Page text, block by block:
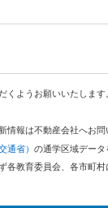
くようお願いいたします
情報は不動産会社へお
通省） の通学区域デー
各教育委員会、各市町